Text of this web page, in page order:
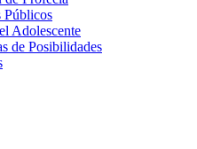
Públicos
Adolescente
de Posibilidades